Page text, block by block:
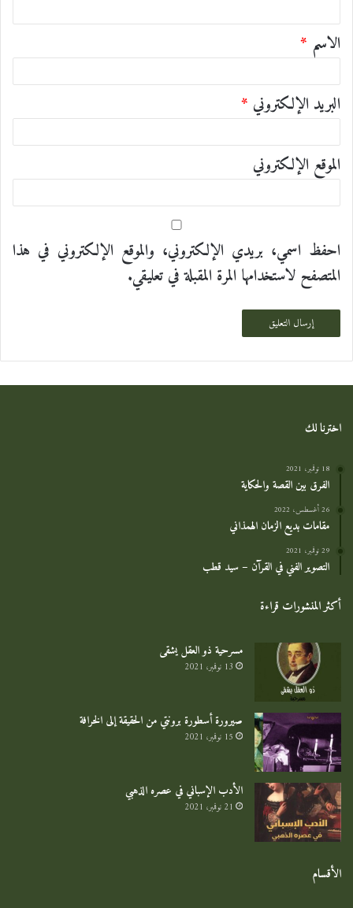
ق
*
الاسم *
البريد الإلكتروني *
الموقع الإلكتروني
احفظ اسمي، بريدي الإلكتروني، والموقع الإلكتروني في هذا
المتصفح لاستخدامها المرة المقبلة في تعليقي.
اخترنا لك
18 نوفمبر، 2021
الفرق بين القصة والحكاية
26 أغسطس، 2022
مقامات بديع الزمان الهمذاني
29 نوفمبر، 2021
التصوير الفني في القرآن – سيد قطب
أكثر المنشورات قراءة
مسرحية ذو العقل يشقى
13 نوفمبر، 2021
صيرورة أسطورة برونتي من الحقيقة إلى الخرافة
15 نوفمبر، 2021
الأدب الإسباني في عصره الذهبي
21 نوفمبر، 2021
الأقسام